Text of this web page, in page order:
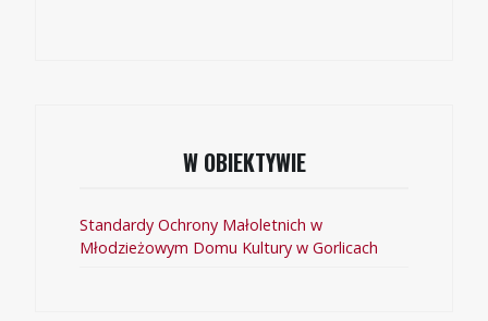
W OBIEKTYWIE
Standardy Ochrony Małoletnich w
Młodzieżowym Domu Kultury w Gorlicach